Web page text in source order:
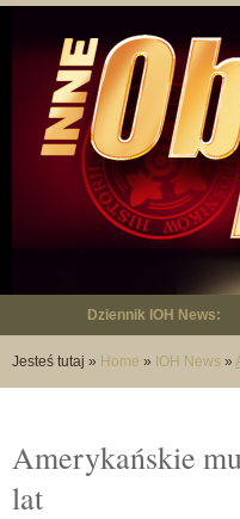
Dziennik IOH News:
Jesteś tutaj » Home » IOH News »
Amerykańskie
lat